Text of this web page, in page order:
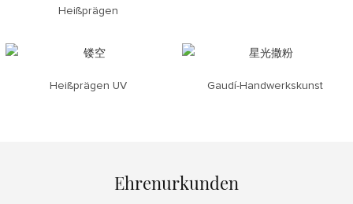
Heißprägen
Heißprägen UV Gaudí-Handwerkskunst
Ehrenurkunden